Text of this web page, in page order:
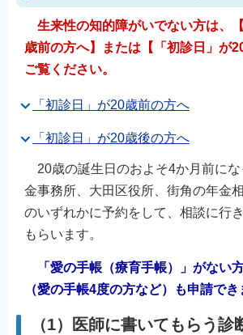
生来性の知的障がいでない方は、
歳前の方へ】または【「初診日」が
ご覧ください。
「初診日」が20歳前の方へ
「初診日」が20歳後の方へ
20歳の誕生日のおよそ4か月前にな
金事務所、大田区役所、街角の年金
のいずれかに予約をして、相談に行
もらいます。
「愛の手帳（療育手帳）」がない
（愛の手帳4度の方など）も申請でき
（1）医師に書いてもらう診
邂菴謎ｸｭ譁�
郢�ｫ比ｸｭ譁�
爨ｨ爭�､ｪ爨ｾ爨ｲ爭
Filipino